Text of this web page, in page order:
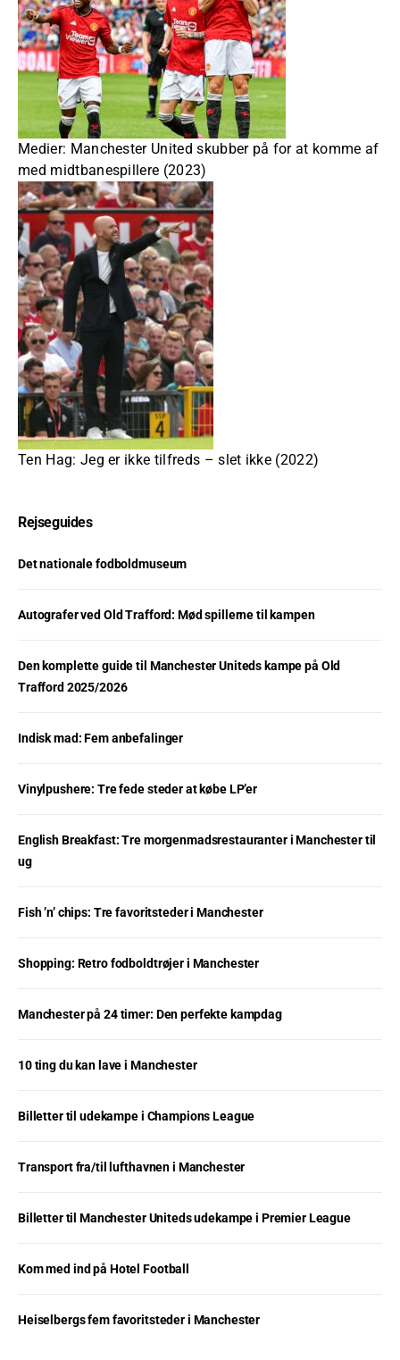
Medier: Manchester United skubber på for at komme af
med midtbanespillere (2023)
Ten Hag: Jeg er ikke tilfreds – slet ikke (2022)
Rejseguides
Det nationale fodboldmuseum
Autografer ved Old Trafford: Mød spillerne til kampen
Den komplette guide til Manchester Uniteds kampe på Old
Trafford 2025/2026
Indisk mad: Fem anbefalinger
Vinylpushere: Tre fede steder at købe LP’er
English Breakfast: Tre morgenmadsrestauranter i Manchester til
ug
Fish ’n’ chips: Tre favoritsteder i Manchester
Shopping: Retro fodboldtrøjer i Manchester
Manchester på 24 timer: Den perfekte kampdag
10 ting du kan lave i Manchester
Billetter til udekampe i Champions League
Transport fra/til lufthavnen i Manchester
Billetter til Manchester Uniteds udekampe i Premier League
Kom med ind på Hotel Football
Heiselbergs fem favoritsteder i Manchester